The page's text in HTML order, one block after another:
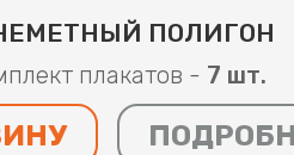
ПОЛИГОН
плакатов - 7 шт.